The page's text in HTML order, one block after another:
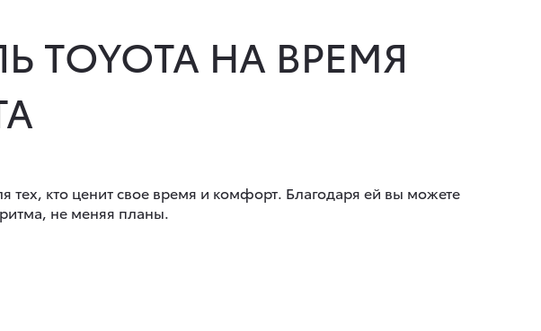
НА ВРЕМЯ
тех, кто ценит свое время и комфорт. Благодаря ей вы можете
не меняя планы.